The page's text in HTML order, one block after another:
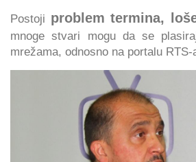
Postoji problem termina,
mnoge stvari mogu da se
mrežama, odnosno na portalu